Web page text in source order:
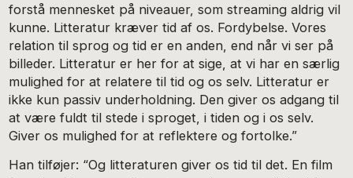
forstå mennesket på niveauer, som streaming aldrig vil
kunne. Litteratur kræver tid af os. Fordybelse. Vores
relation til sprog og tid er en anden, end når vi ser på
billeder. Litteratur er her for at sige, at vi har en særlig
mulighed for at relatere til tid og os selv. Litteratur er
ikke kun passiv underholdning. Den giver os adgang til
at være fuldt til stede i sproget, i tiden og i os selv.
Giver os mulighed for at reflektere og fortolke.”
Han tilføjer: “Og litteraturen giver os tid til det. En film